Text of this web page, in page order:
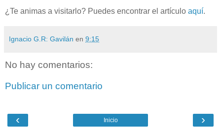
¿Te animas a visitarlo? Puedes encontrar el artículo aquí.
Ignacio G.R: Gavilán en 9:15
No hay comentarios:
Publicar un comentario
‹ ›
Inicio